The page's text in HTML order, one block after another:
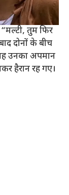
“मल्टी, तुम फिर
दोनों के बीच
उनका अपमान
हैरान रह गए।